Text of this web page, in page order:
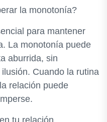
la monotonía?
para mantener
La monotonía puede
aburrida, sin
Cuando la rutina
relación puede
tu relación